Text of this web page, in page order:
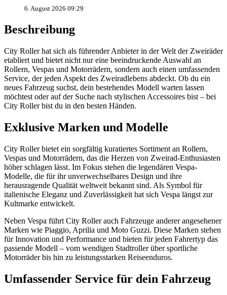
6. August 2026 09:29
Beschreibung
City Roller hat sich als führender Anbieter in der Welt der Zweiräder
etabliert und bietet nicht nur eine beeindruckende Auswahl an
Rollern, Vespas und Motorrädern, sondern auch einen umfassenden
Service, der jeden Aspekt des Zweiradlebens abdeckt. Ob du ein
neues Fahrzeug suchst, dein bestehendes Modell warten lassen
möchtest oder auf der Suche nach stylischen Accessoires bist – bei
City Roller bist du in den besten Händen.
Exklusive Marken und Modelle
City Roller bietet ein sorgfältig kuratiertes Sortiment an Rollern,
Vespas und Motorrädern, das die Herzen von Zweirad-Enthusiasten
höher schlagen lässt. Im Fokus stehen die legendären Vespa-
Modelle, die für ihr unverwechselbares Design und ihre
herausragende Qualität weltweit bekannt sind. Als Symbol für
italienische Eleganz und Zuverlässigkeit hat sich Vespa längst zur
Kultmarke entwickelt.
Neben Vespa führt City Roller auch Fahrzeuge anderer angesehener
Marken wie Piaggio, Aprilia und Moto Guzzi. Diese Marken stehen
für Innovation und Performance und bieten für jeden Fahrertyp das
passende Modell – vom wendigen Stadtroller über sportliche
Motorräder bis hin zu leistungsstarken Reiseenduros.
Umfassender Service für dein Fahrzeug